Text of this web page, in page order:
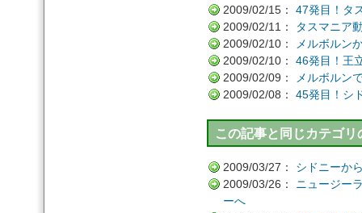
2009/02/15： 47発目！タ
2009/02/11：
タスマニア
2009/02/10：
メルボルン
2009/02/10： 46発目！王
2009/02/09：
メルボルン
2009/02/08： 45発目！シ
この記事と同じカテゴ
2009/03/27： シドニーか
2009/03/26： ニュージー
ーへ